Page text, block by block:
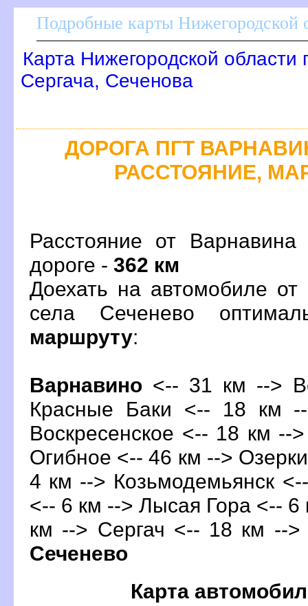
Подробные карты Нижегородской
Карта Нижегородской области
Сергача, Сеченова
ДОРОГА ПГТ
РАССТОЯНИЕ,
Расстояние от
дороге - 362 км
Доехать на автомобиле
села Сеченево
маршруту:
арнавино <-- 31 км -->
Красные Баки <-- 18 км
оскресенское <-- 18 км --
Огибное <-- 46 км -->
4 км --> Козьмодемьянск
<-- 6 км --> Лысая Гора <--
км --> Сергач <-- 18 км --
Сеченево
Карта